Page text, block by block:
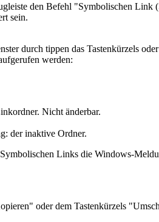
den Befehl "Symbolischen
sein.
durch tippen das Tastenkürzels
werden:
Nicht änderbar.
der inaktive Ordner.
Links die Windows-
oder dem Tastenkürzels